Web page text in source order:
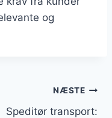
og
NÆSTE
Speditør transport: